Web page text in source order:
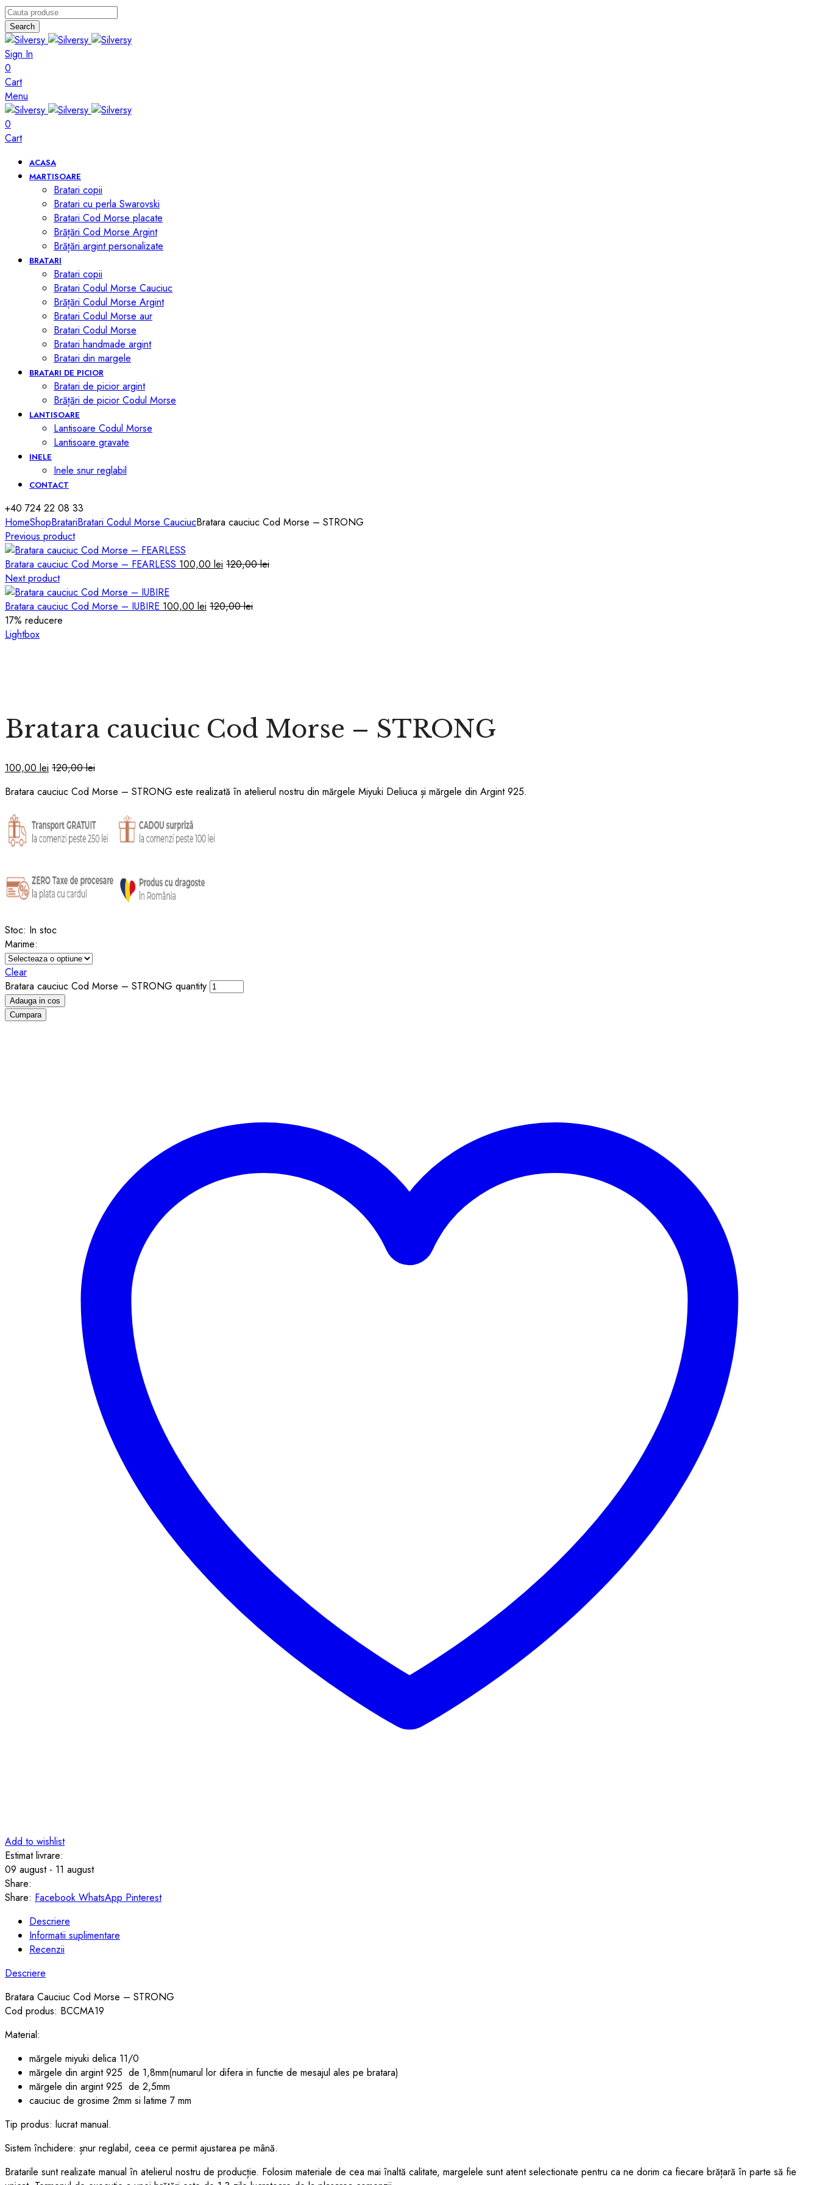
Search
Sign In
0
Cart
Menu
0
Cart
ACASA
MARTISOARE
Bratari copii
Bratari cu perla Swarovski
Bratari Cod Morse placate
Brățări Cod Morse Argint
Brățări argint personalizate
BRATARI
Bratari copii
Bratari Codul Morse Cauciuc
Brățări Codul Morse Argint
Bratari Codul Morse aur
Bratari Codul Morse
Bratari handmade argint
Bratari din margele
BRATARI DE PICIOR
Bratari de picior argint
Brățări de picior Codul Morse
LANTISOARE
Lantisoare Codul Morse
Lantisoare gravate
INELE
Inele snur reglabil
CONTACT
+40 724 22 08 33
HomeShopBratariBratari Codul Morse CauciucBratara cauciuc Cod Morse – STRONG
Previous product
Bratara cauciuc Cod Morse – FEARLESS 100,00 lei 120,00lei
Next product
Bratara cauciuc Cod Morse – IUBIRE 100,00 lei 120,00lei
17% reducere
Lightbox
Bratara cauciuc Cod Morse – STRONG
100,00 lei 120,00lei
Bratara cauciuc Cod Morse – STRONG este realizată în atelierul nostru din mărgele Miyuki Deliuca și mărgele din Argint 925.
Stoc: In stoc
Marime:
Clear
Bratara cauciuc Cod Morse – STRONG quantity
Adauga in cos
Cumpara
Add to wishlist
Estimat livrare:
09 august - 11 august
Share:
Share: Facebook WhatsApp Pinterest
Descriere
Informatii suplimentare
Recenzii
Descriere
Bratara Cauciuc Cod Morse – STRONG
Cod produs: BCCMA19
Material:
mărgele miyuki delica 11/0
mărgele din argint 925 de 1,8mm(numarul lor difera in functie de mesajul ales pe bratara)
mărgele din argint 925 de 2,5mm
cauciuc de grosime 2mm si latime 7 mm
Tip produs: lucrat manual.
Sistem închidere: șnur reglabil, ceea ce permit ajustarea pe mână.
Bratarile sunt realizate manual în atelierul nostru de producție. Folosim materiale de cea mai înaltă calitate, margelele sunt atent selectionate pentru ca ne dorim ca fiecare brățară în parte să fie